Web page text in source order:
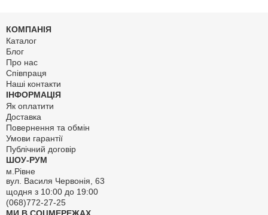
КОМПАНІЯ
Каталог
Блог
Про нас
Співпраця
Наші контакти
ІНФОРМАЦІЯ
Як оплатити
Доставка
Повернення та обмін
Умови гарантії
Публічний договір
ШОУ-РУМ
м.Рівне
вул. Василя Червонія, 63
щодня з 10:00 до 19:00
(068)772-27-25